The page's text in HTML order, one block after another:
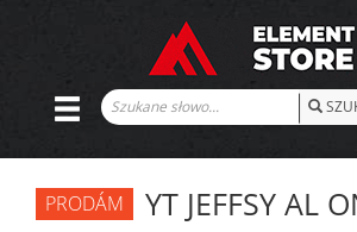
PRODÁM YT JEFFSY AL